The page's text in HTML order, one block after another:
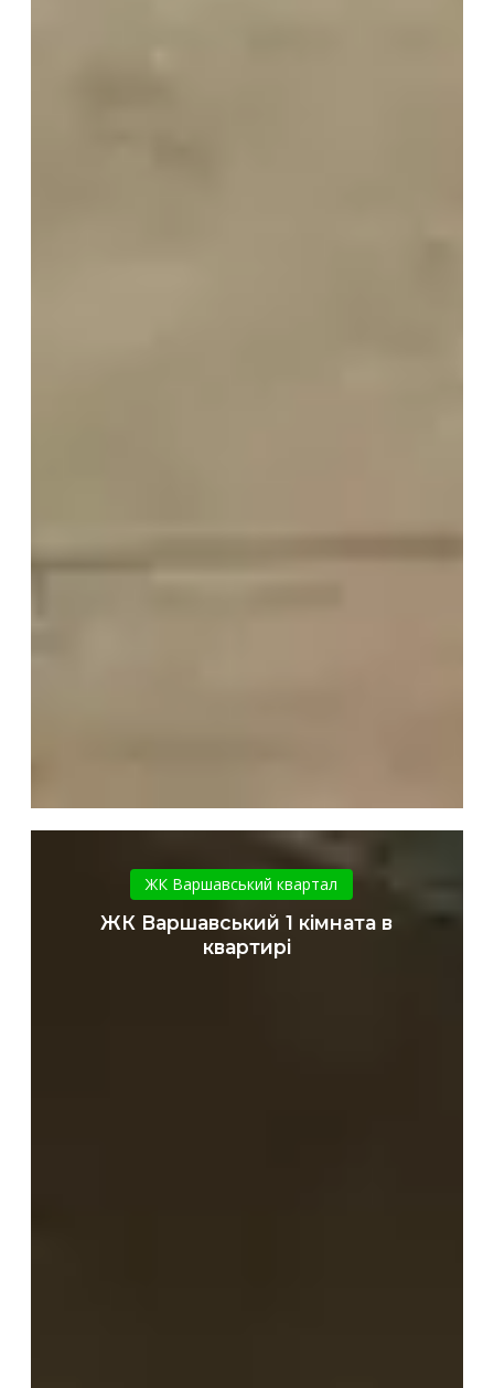
Варшавський
1
кімната
в
ЖК Варшавський квартал
ЖК Варшавський 1 кімната в
квартирі